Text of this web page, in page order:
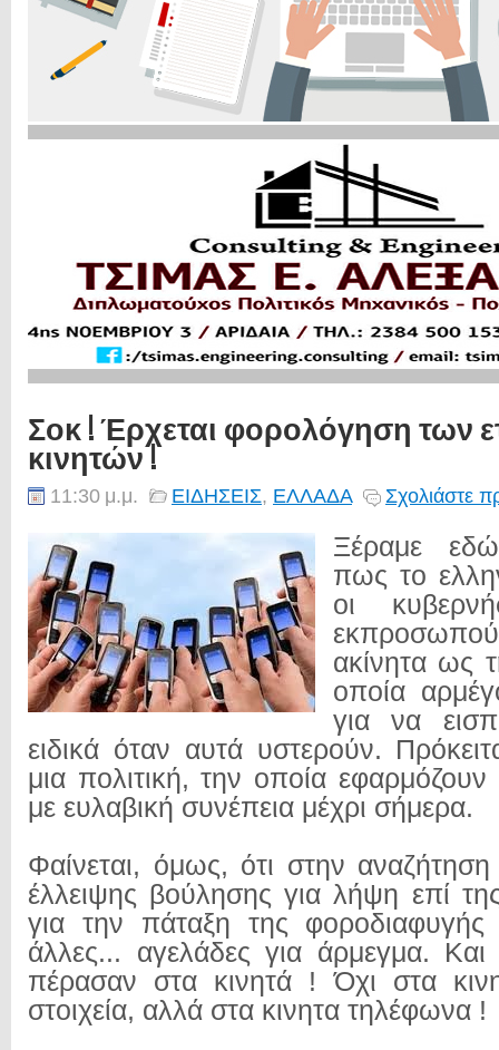
Σοκ ! Έρχεται φορολόγηση των
κινητών !
11:30 μ.μ. ΕΙΔΗΣΕΙΣ, ΕΛΛΑΔΑ Σχολιάστε
Ξέραμε εδώ
πως το
οι
ακίνητα ως
οποία
για να
ειδικά όταν αυτά υστερούν.
μια πολιτική, την οποία εφαρμόζουν
με ευλαβική συνέπεια μέχρι σήμερα.
Φαίνεται, όμως, ότι στην
έλλειψης βούλησης για λήψη επί
για την πάταξη της
άλλες... αγελάδες για άρμεγμα.
πέρασαν στα κινητά ! Όχι στα
στοιχεία, αλλά στα κινητα τηλέφωνα !